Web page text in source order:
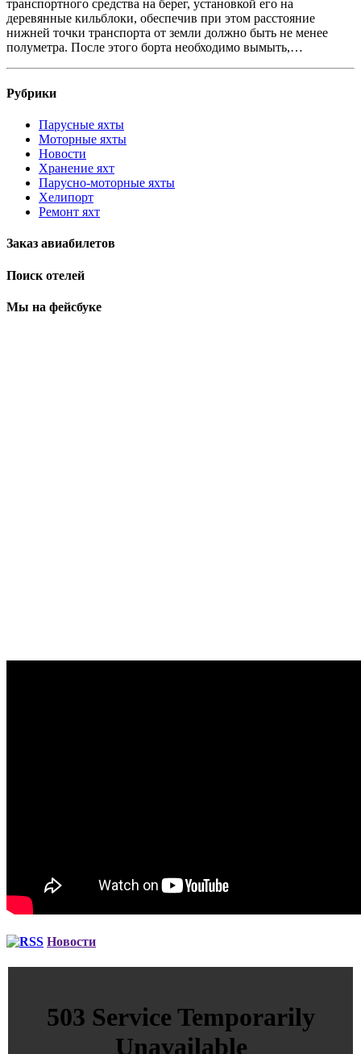
транспортного средства на берег, установкой его на
деревянные кильблоки, обеспечив при этом расстояние
нижней точки транспорта от земли должно быть не менее
полуметра. После этого борта необходимо вымыть,…
Рубрики
Парусные яхты
Моторные яхты
Новости
Хранение яхт
Парусно-моторные яхты
Хелипорт
Ремонт яхт
Заказ авиабилетов
Поиск отелей
Мы на фейсбуке
Новости